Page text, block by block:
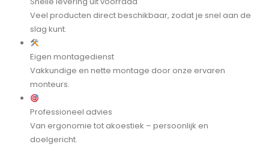
Veel producten direct beschikbaar, zodat je snel aan de
slag kunt.
Eigen montagedienst
Vakkundige en nette montage door onze ervaren
monteurs.
Professioneel advies
Van ergonomie tot akoestiek – persoonlijk en
doelgericht.